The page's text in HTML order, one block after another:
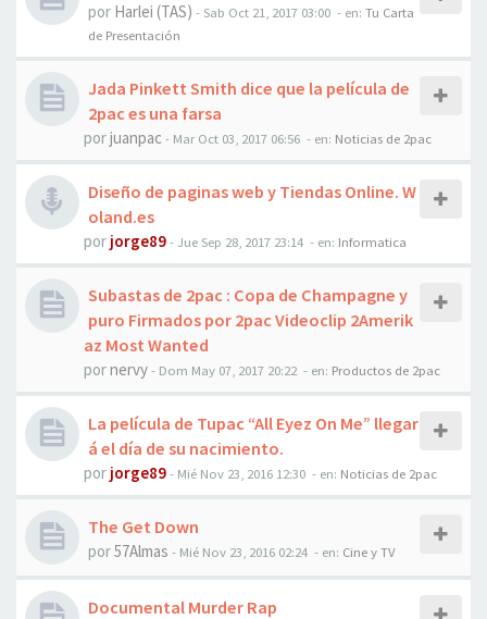
por Harlei (TAS) - Sab Oct 21, 2017 03:00 - en: Tu Carta
de Presentación
Jada Pinkett Smith dice que la película de
2pac es una farsa
porjuanpac- Mar Oct 03, 2017 06:56 - en: Noticias de 2pac
Diseño de paginas web y Tiendas Online. W
oland.es
por jorge89-Jue Sep 28, 2017 23:14 - en: Informatica
Subastas de 2pac : Copa de Champagne y
puro Firmados por 2pac Videoclip 2Amerik
az Most Wanted
pornervy- Dom May 07, 2017 20:22 - en: Productos de 2pac
La película de Tupac “All Eyez On Me” llegar
á el día de su nacimiento.
por jorge89- Mié Nov 23, 2016 12:30 - en: Noticias de 2pac
The Get Down
por57Almas - Mié Nov 23, 2016 02:24 - en: Cine y TV
Documental Murder Rap